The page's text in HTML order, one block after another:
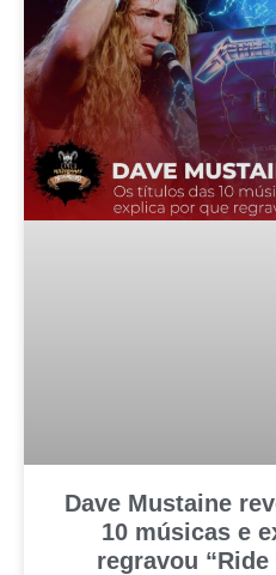
Dave Mustaine
10 músicas e
regravou